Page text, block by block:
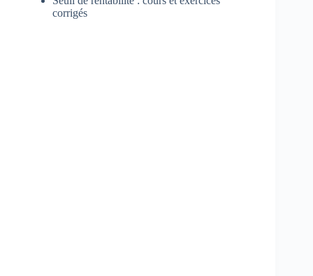
corrigés